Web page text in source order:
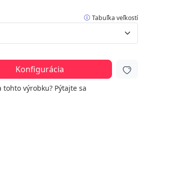
Tabuľka veľkostí
Konfigurácia
tohto výrobku? Pýtajte sa